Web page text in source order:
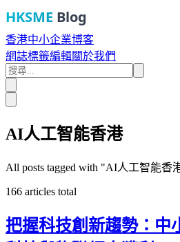
HKSME Blog
香港中小企業博客
網誌標籤編輯關於我們
AI人工智能香港
All posts tagged with "AI人工智能香
166 articles total
把握科技創新趨勢：中